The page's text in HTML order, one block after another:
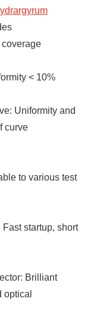
coverage
< 10%
Uniformity and
curve
to various test
startup, short
Brilliant
optical